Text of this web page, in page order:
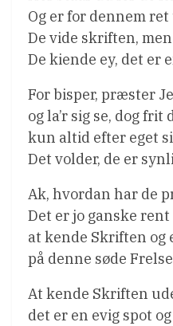
Og er for dennem
De vide skriften,
De kiende ey, det er
For bisper, præster
og la’r sig se, dog frit
kun altid efter eget
Det volder, de er
Ak, hvordan har de
Det er jo ganske
at kende Skriften og
på denne søde
At kende Skriften
det er en evig spot